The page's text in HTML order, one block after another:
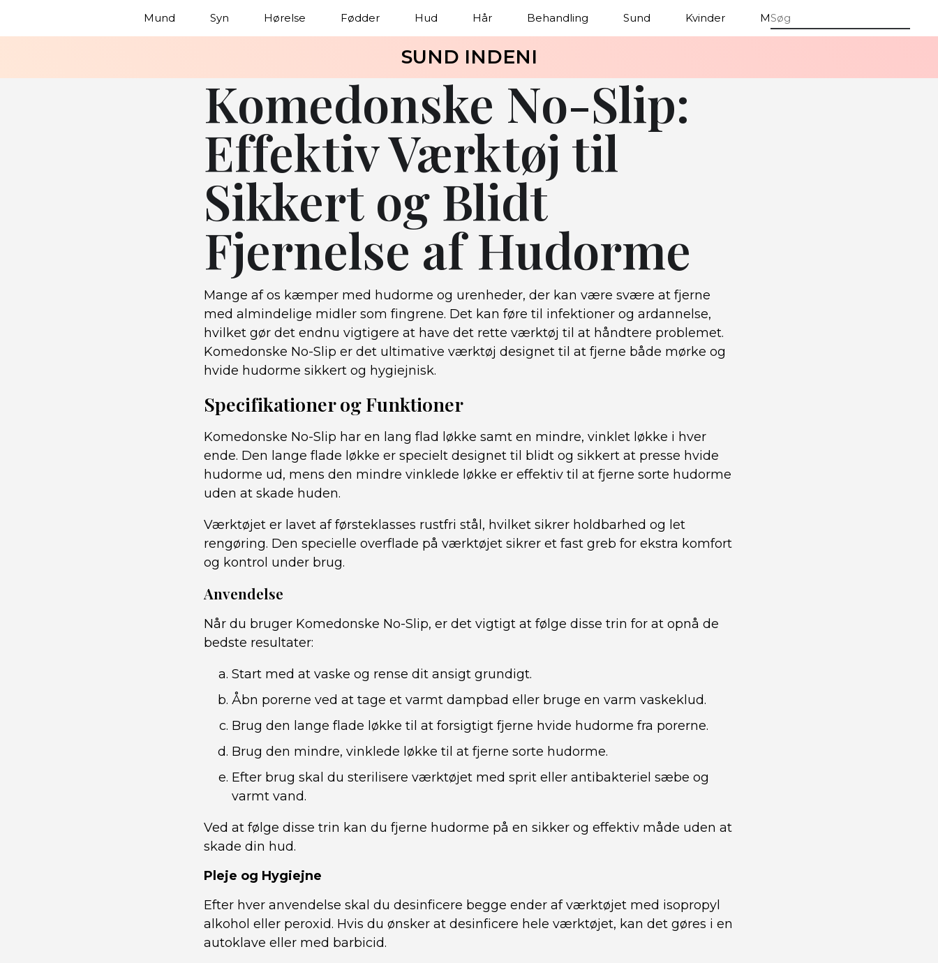
Mund Syn Hørelse Fødder Hud Hår Behandling Sund Kvinder Mænd
SUND INDENI
Komedonske No-Slip:
Effektiv Værktøj til
Sikkert og Blidt
Fjernelse af Hudorme
Mange af os kæmper med hudorme og urenheder, der kan være svære at fjerne
med almindelige midler som fingrene. Det kan føre til infektioner og ardannelse,
hvilket gør det endnu vigtigere at have det rette værktøj til at håndtere problemet.
Komedonske No-Slip er det ultimative værktøj designet til at fjerne både mørke og
hvide hudorme sikkert og hygiejnisk.
Specifikationer og Funktioner
Komedonske No-Slip har en lang flad løkke samt en mindre, vinklet løkke i hver
ende. Den lange flade løkke er specielt designet til blidt og sikkert at presse hvide
hudorme ud, mens den mindre vinklede løkke er effektiv til at fjerne sorte hudorme
uden at skade huden.
Værktøjet er lavet af førsteklasses rustfri stål, hvilket sikrer holdbarhed og let
rengøring. Den specielle overflade på værktøjet sikrer et fast greb for ekstra komfort
og kontrol under brug.
Anvendelse
Når du bruger Komedonske No-Slip, er det vigtigt at følge disse trin for at opnå de
bedste resultater:
Start med at vaske og rense dit ansigt grundigt.
Åbn porerne ved at tage et varmt dampbad eller bruge en varm vaskeklud.
Brug den lange flade løkke til at forsigtigt fjerne hvide hudorme fra porerne.
Brug den mindre, vinklede løkke til at fjerne sorte hudorme.
Efter brug skal du sterilisere værktøjet med sprit eller antibakteriel sæbe og
varmt vand.
Ved at følge disse trin kan du fjerne hudorme på en sikker og effektiv måde uden at
skade din hud.
Pleje og Hygiejne
Efter hver anvendelse skal du desinficere begge ender af værktøjet med isopropyl
alkohol eller peroxid. Hvis du ønsker at desinficere hele værktøjet, kan det gøres i en
autoklave eller med barbicid.